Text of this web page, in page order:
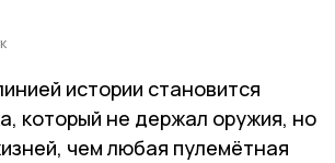
истории становится
который не держал оружия, но
чем любая пулемётная